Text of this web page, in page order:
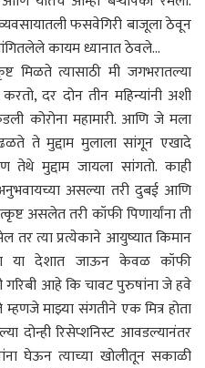
फसवेगिरी बाजूला ठेवून
कायम ध्यानात ठेवले…
त्यासाठी मी जगभरातल्या
दर दोन तीन महिन्यांनी अशी
कोरोना महामारी. आणि जे मला
ते मुद्दाम मुलाला सांगून एखादे
तेथे मुद्दाम जायला सांगतो. काही
असल्या तरी दुबई आणि
असलेत तरी कॉफी पिणार्यांना ती
तर त्या प्रत्येकाने आयुष्यात किमान
या देशात जाऊन केवळ कॉफी
गरिबी आहे कि चावट पुरुषांना जे हवे
माझ्या संगतीने एक मित्र होता
दोन्ही रिसेप्शनिस्ट आवडल्यानंतर
घेऊन त्याच्या खोलीतून सकाळी